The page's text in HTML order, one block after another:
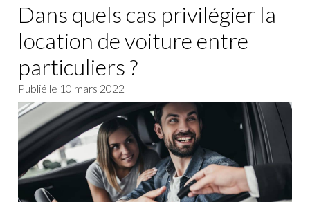
Dans quels cas privilégier la
location de voiture entre
particuliers ?
Publié le 10 mars 2022